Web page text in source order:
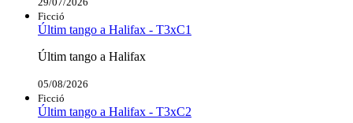
Ficció
Últim tango a Halifax - T3xC1
Últim tango a Halifax
05/08/2026
Ficció
Últim tango a Halifax - T3xC2